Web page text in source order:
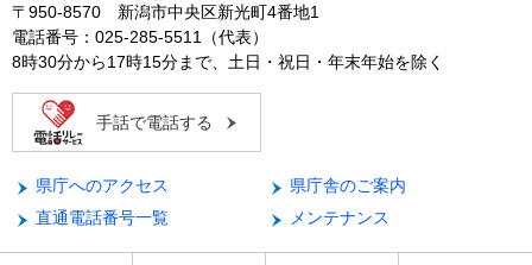
〒950-8570 新潟市中央区新光町4番地1
電話番号：025-285-5511（代表）
8時30分から17時15分まで、土日・祝日・年末年始を除く
手話で電話する
県庁へのアクセス
県庁舎のご案内
直通電話番号一覧
メンテナンス